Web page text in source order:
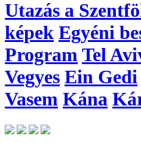
Utazás a
képek Egyéni
Program Tel
Vegyes Ein Gedi
Vasem Kána